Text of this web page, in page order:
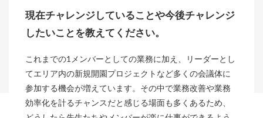
現在チャレンジしていることや今後チャレンジ
したいことを教えてください。
これまでの1メンバーとしての業務に加え、リーダーとし
てエリア内の新規開園プロジェクトなど多くの会議体に
参加する機会が増えています。その中で業務改善や業務
効率化を計るチャンスだと感じる場面も多くあるため、